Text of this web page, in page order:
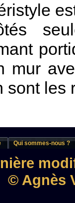
mur
sont les
Qui sommes-nous ?
© Agnès